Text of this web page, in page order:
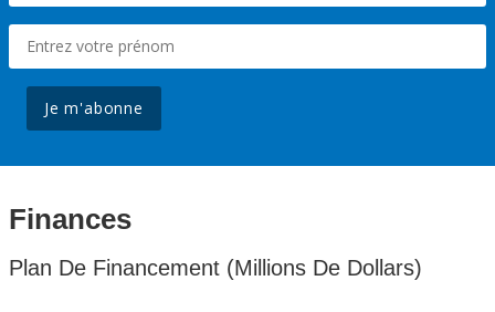
Je m'abonne
Finances
Plan De Financement (Millions De Dollars)